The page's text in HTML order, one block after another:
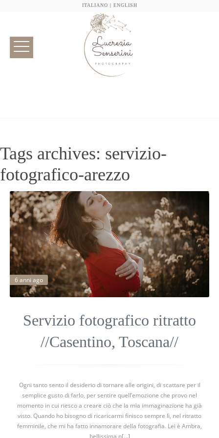
ITALIANO | ENGLISH
Tags archives: servizio-
fotografico-arezzo
6 anni ago
Servizio fotografico ritratto
//Casentino, Toscana//
Ogni tanto sento il desiderio di tornare alle origini, di scattare per il
semplice gusto di farlo, per sentire quell’emozione che provo nel
momento in cui riesco a creare ciò che la mia immaginazione ha già
visto. Quando ho bisogno di ricaricarmi finisco sempre lì, nel ritratto
femminile, che mi ha fatto innamorare della fotografia. Lei è Ambra,